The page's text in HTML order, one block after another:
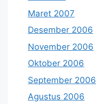
Maret 2007
Desember 2006
November 2006
Oktober 2006
September 2006
Agustus 2006